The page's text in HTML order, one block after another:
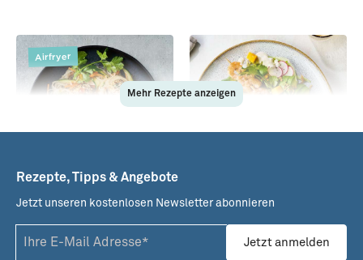
Airfryer
Garnelenbällchen aus
dem Airfryer mit
Glasnudelsalat
Fruchtiger Sommersalat
mit Garnelen
Mehr Rezepte anzeigen
Rezepte, Tipps & Angebote
Jetzt unseren kostenlosen Newsletter abonnieren
Jetzt anmelden